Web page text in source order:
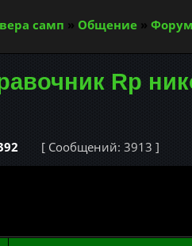
самп » Общение »
Rp
[ Сообщений: 3913 ]